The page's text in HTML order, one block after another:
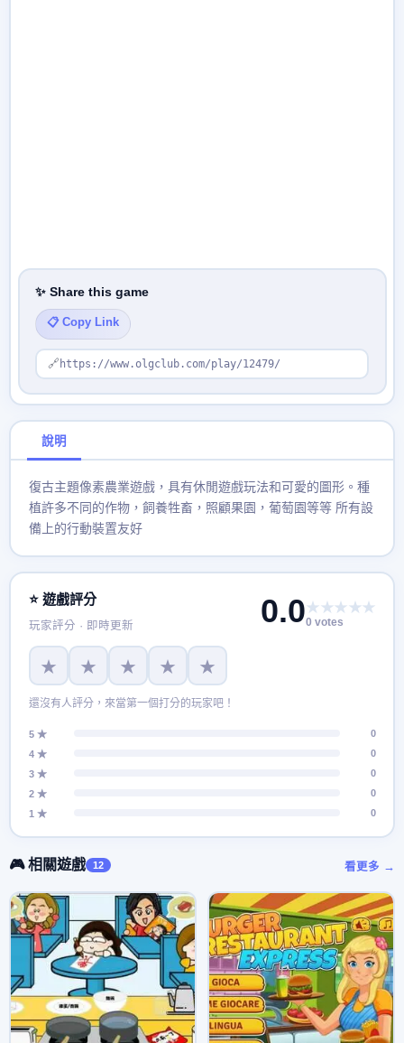
✨ Share this game
📋 Copy Link
🔗 https://www.olgclub.com/play/12479/
說明
復古主題像素農業遊戲，具有休閒遊戲玩法和可愛的圖形。種
植許多不同的作物，飼養牲畜，照顧果園，葡萄園等等 所有設
備上的行動裝置友好
⭐ 遊戲評分
玩家評分 · 即時更新 0.0★★★★★
0 votes
★ ★ ★ ★ ★
還沒有人評分，來當第一個打分的玩家吧！
5 ★
0
4 ★
0
3 ★
0
2 ★
0
1 ★
0
🎮 相關遊戲 12 看更多 →